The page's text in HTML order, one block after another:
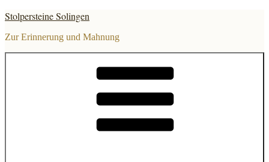
Zum
Inhalt
springen
Stolpersteine Solingen
Zur Erinnerung und Mahnung